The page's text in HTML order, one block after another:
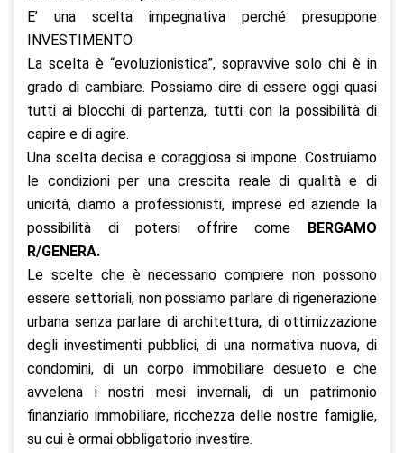
E’ una scelta impegnativa perché presuppone
INVESTIMENTO.
La scelta è “evoluzionistica”, sopravvive solo chi è in
grado di cambiare. Possiamo dire di essere oggi quasi
tutti ai blocchi di partenza, tutti con la possibilità di
capire e di agire.
Una scelta decisa e coraggiosa si impone. Costruiamo
le condizioni per una crescita reale di qualità e di
unicità, diamo a professionisti, imprese ed aziende la
possibilità di potersi offrire come
BERGAMO
R/GENERA.
Le scelte che è necessario compiere non possono
essere settoriali, non possiamo parlare di rigenerazione
urbana senza parlare di architettura, di ottimizzazione
degli investimenti pubblici, di una normativa nuova, di
condomini, di un corpo immobiliare desueto e che
avvelena i nostri mesi invernali, di un patrimonio
finanziario immobiliare, ricchezza delle nostre famiglie,
su cui è ormai obbligatorio investire.